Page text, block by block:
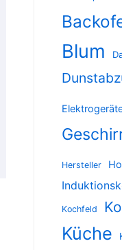
Blum
Hersteller
Kochfeld
Küche